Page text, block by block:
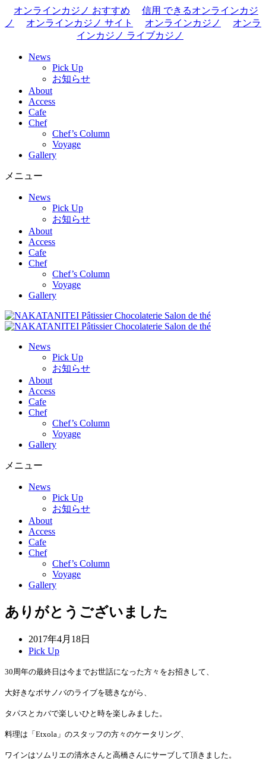
オンラインカジノ おすすめ
信用 できるオンラインカジ
ノ
オンラインカジノ サイト オンラインカジノ
オンラ
インカジノ ライブカジノ
News
Pick Up
お知らせ
About
Access
Cafe
Chef
Chef’s Column
Voyage
Gallery
メニュー
News
Pick Up
お知らせ
About
Access
Cafe
Chef
Chef’s Column
Voyage
Gallery
News
Pick Up
お知らせ
About
Access
Cafe
Chef
Chef’s Column
Voyage
Gallery
メニュー
News
Pick Up
お知らせ
About
Access
Cafe
Chef
Chef’s Column
Voyage
Gallery
ありがとうございました
2017年4月18日
Pick Up
30周年の最終日は今までお世話になった方々をお招きして、
大好きなボサノバのライブを聴きながら、
タパスとカバで楽しいひと時を楽しみました。
料理は「Etxola」のスタッフの方々のケータリング、
ワインはソムリエの清水さんと高橋さんにサーブして頂きました。